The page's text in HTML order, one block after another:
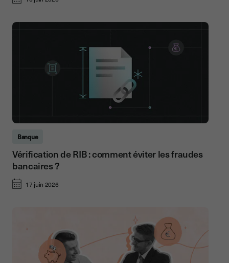
Banque
Vérification de RIB : comment éviter les fraudes
bancaires ?
17 juin 2026